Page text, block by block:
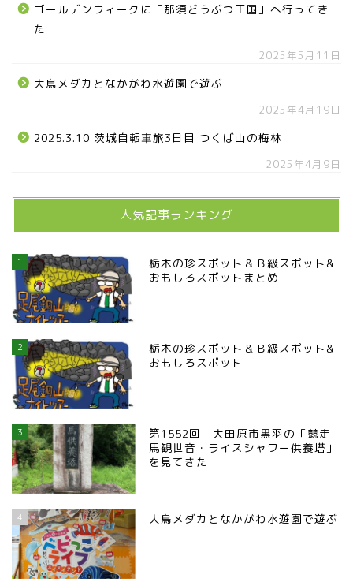
ゴールデンウィークに「那須どうぶつ王国」へ行ってき
た
2025年5月11日
大鳥メダカとなかがわ水遊園で遊ぶ
2025年4月19日
2025.3.10 茨城自転車旅3日目 つくば山の梅林
2025年4月9日
人気記事ランキング
1
栃木の珍スポット＆Ｂ級スポット&
おもしろスポットまとめ
2
栃木の珍スポット＆Ｂ級スポット&
おもしろスポット
3
第1552回 大田原市黒羽の「競走
馬観世音・ライスシャワー供養塔」
を見てきた
4 大鳥メダカとなかがわ水遊園で遊ぶ